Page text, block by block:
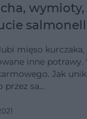
mięso
inne potrawy.
Jak
przez sa…